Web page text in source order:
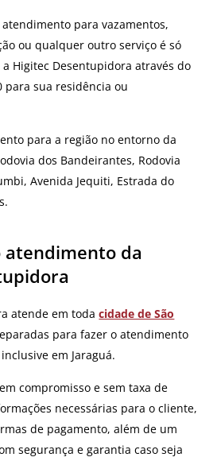
para vazamentos,
ou qualquer outro serviço é só
Higitec Desentupidora através do
para sua residência ou
para a região no entorno da
dos Bandeirantes, Rodovia
Avenida Jequiti, Estrada do
atendimento da
atende em todacidade de São
para fazer o atendimento
em Jaraguá.
compromisso e sem taxa de
necessárias para o cliente,
de pagamento, além de um
segurança e garantia caso seja